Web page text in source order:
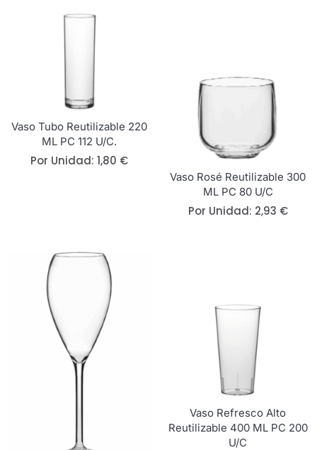
Vaso Tubo Reutilizable 220
ML PC 112 U/c.
Por Unidad: 1,80 €
Vaso Rosé Reutilizable 300
ML PC 80 U/c
Por Unidad: 2,93 €
Vaso Refresco Alto
Reutilizable 400 ML PC 200
U/c